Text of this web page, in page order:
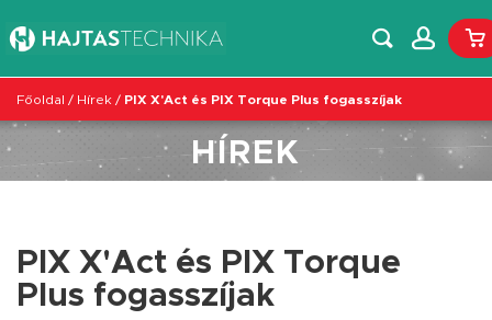
Főoldal / Hírek / PIX X'Act és PIX Torque Plus fogasszíjak
HÍREK
PIX X'Act és PIX Torque
Plus fogasszíjak